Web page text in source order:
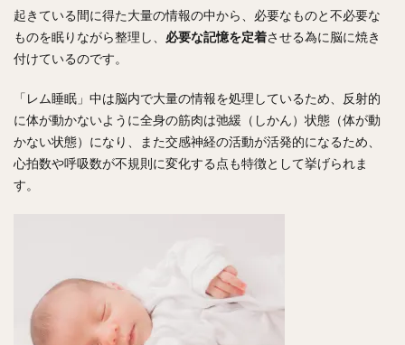
起きている間に得た大量の情報の中から、必要なものと不必要な
ものを眠りながら整理し、 必要な記憶を定着させる為に脳に焼き
付けているのです。
「レム睡眠」中は脳内で大量の情報を処理しているため、反射的
に体が動かないように全身の筋肉は弛緩（しかん）状態（体が動
かない状態）になり、また交感神経の活動が活発的になるため、
心拍数や呼吸数が不規則に変化する点も特徴として挙げられま
す。